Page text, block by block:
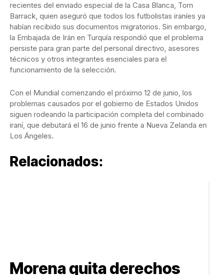
recientes del enviado especial de la Casa Blanca, Tom
Barrack, quien aseguró que todos los futbolistas iraníes ya
habían recibido sus documentos migratorios. Sin embargo,
la Embajada de Irán en Turquía respondió que el problema
persiste para gran parte del personal directivo, asesores
técnicos y otros integrantes esenciales para el
funcionamiento de la selección.
Con el Mundial comenzando el próximo 12 de junio, los
problemas causados por el gobierno de Estados Unidos
siguen rodeando la participación completa del combinado
iraní, que debutará el 16 de junio frente a Nueva Zelanda en
Los Ángeles.
Relacionados:
Morena quita derechos